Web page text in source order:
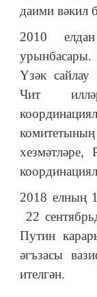
даими вәкил
2010
Үзәк сайлау
Чит
хезмәтләре,
2018 елның
22
Путин
әгъзасы
ителгән.